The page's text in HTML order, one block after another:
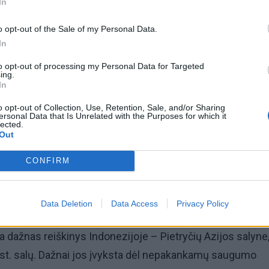
opt-out of the Sale of my Personal Data.
opt-out of processing my Personal Data for Targeted
opt-out of Collection, Use, Retention, Sale, and/or Sharing
Data that Is Unrelated with the Purposes for which it
CONFIRM
Data Deletion Data Access Privacy Policy
Denpasaro gelbėjimo tarnybos vadovas I
be žinios.
žurnalistas. Gelbėjimo tarnyba Kinijos piliečių mirties
Kateriu plaukė iš viso 80 žmonių, tarp jų 73
įgulos nariai, pranešė gelbėjimo tarnyba Denpasare.
dažnas reiškinys Indonezijoje – Pietryčių Azijos
salų. Dažnai jos įvyksta dėl nepakankamų saugumo